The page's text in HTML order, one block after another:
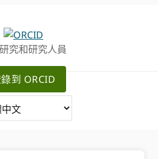
究和研究人員
到 ORCID